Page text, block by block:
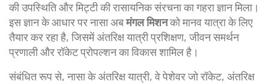
की उपस्थिति और मिट्टी की रासायनिक संरचना का गहरा ज्ञान मिला।
इस ज्ञान के आधार पर नासा अबमंगल मिशनको मानव यात्रा के लिए
तैयार कर रहा है, जिसमें अंतरिक्ष यात्री प्रशिक्षण, जीवन समर्थन
प्रणाली और रॉकेट प्रोपल्शन का विकास शामिल है।
संबंधित रूप से, नासा केअंतरिक्ष यात्री,वे पेशेवर जो रॉकेट, अंतरिक्ष